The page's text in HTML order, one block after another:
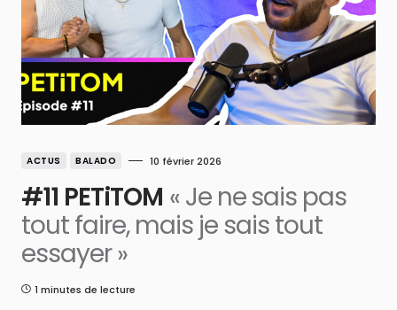
ACTUS BALADO 10 février 2026
#11 PETiTOM « Je ne sais pas
tout faire, mais je sais tout
essayer »
1 minutes de lecture